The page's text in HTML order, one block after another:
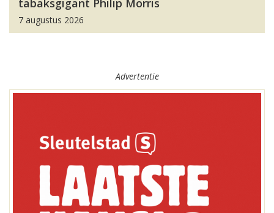
tabaksgigant Philip Morris
7 augustus 2026
Advertentie